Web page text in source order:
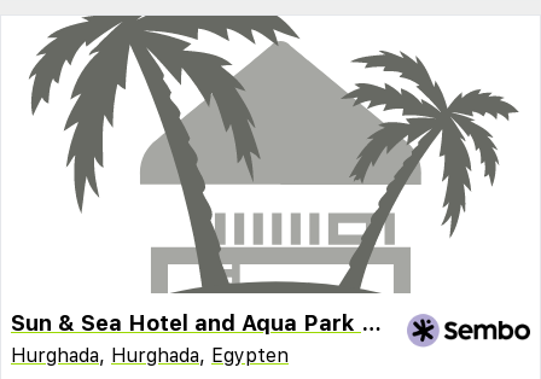
Sun & Sea Hotel and Aqua Park - Hurghada
Hurghada, Hurghada, Egypten